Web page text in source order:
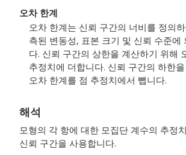
오차 한계
오차 한계는 신뢰 구간의 너비를 정의
측된 변동성, 표본 크기 및 신뢰 수준에
다. 신뢰 구간의 상한을 계산하기 위해
추정치에 더합니다. 신뢰 구간의 하한
오차 한계를 점 추정치에서 뺍니다.
해석
모형의 각 항에 대한 모집단 계수의 추정
신뢰 구간을 사용합니다.